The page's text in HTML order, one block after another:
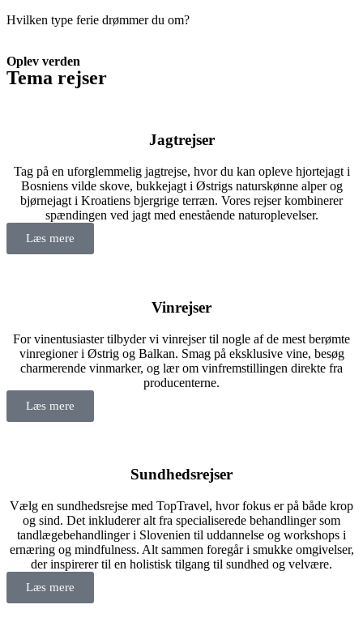
Hvilken type ferie drømmer du om?
Oplev verden
Tema rejser
Jagtrejser
Tag på en uforglemmelig jagtrejse, hvor du kan opleve hjortejagt i
Bosniens vilde skove, bukkejagt i Østrigs naturskønne alper og
bjørnejagt i Kroatiens bjergrige terræn. Vores rejser kombinerer
spændingen ved jagt med enestående naturoplevelser.
Læs mere
Vinrejser
For vinentusiaster tilbyder vi vinrejser til nogle af de mest berømte
vinregioner i Østrig og Balkan. Smag på eksklusive vine, besøg
charmerende vinmarker, og lær om vinfremstillingen direkte fra
producenterne.
Læs mere
Sundhedsrejser
Vælg en sundhedsrejse med TopTravel, hvor fokus er på både krop
og sind. Det inkluderer alt fra specialiserede behandlinger som
tandlægebehandlinger i Slovenien til uddannelse og workshops i
ernæring og mindfulness. Alt sammen foregår i smukke omgivelser,
der inspirerer til en holistisk tilgang til sundhed og velvære.
Læs mere